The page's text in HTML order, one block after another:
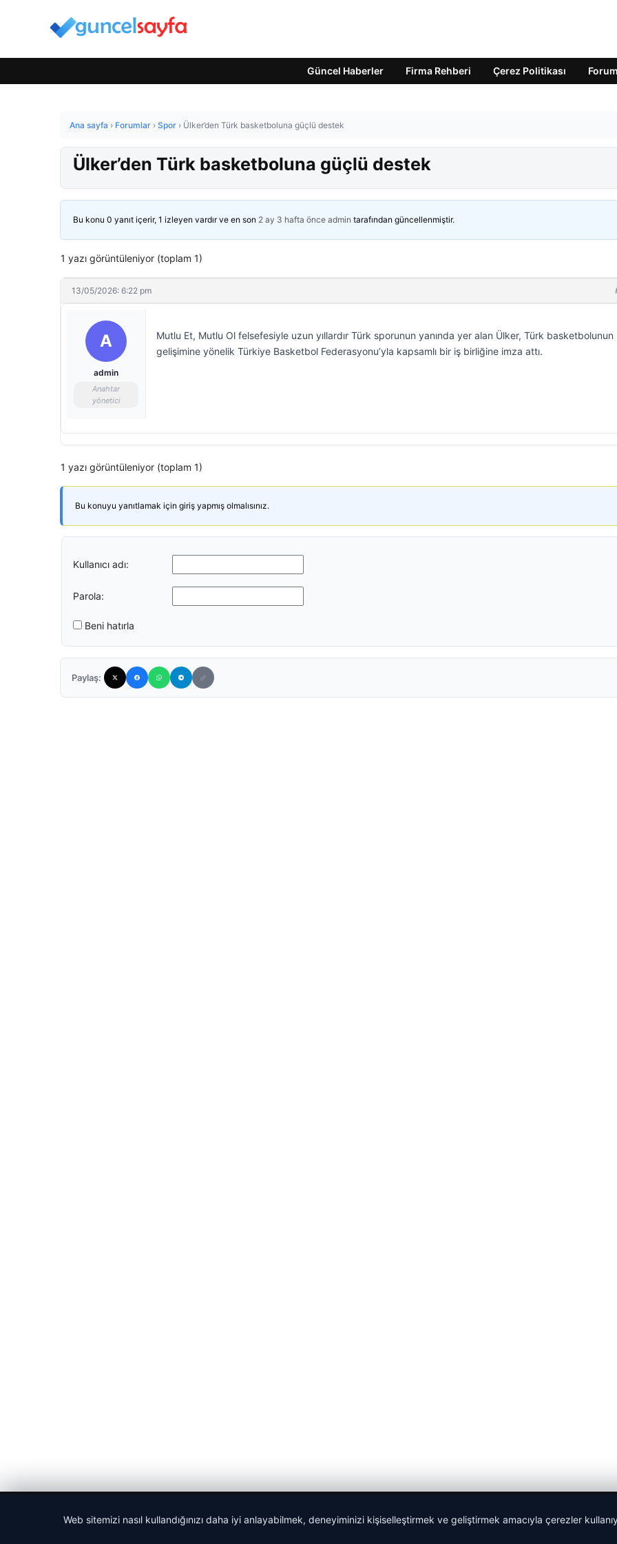
Güncel Haberler Firma Rehberi Çerez Politikası Forum
Ana sayfa › Forumlar › Spor › Ülker’den Türk basketboluna güçlü destek
Ülker’den Türk basketboluna güçlü destek
Bu konu 0 yanıt içerir, 1 izleyen vardır ve en son 2 ay 3 hafta önce admin tarafından güncellenmiştir.
1 yazı görüntüleniyor (toplam 1)
13/05/2026: 6:22 pm
A
admin
Anahtar
yönetici
Mutlu Et, Mutlu Ol felsefesiyle uzun yıllardır Türk sporunun yanında yer alan Ülker, Türk basketbolunun
gelişimine yönelik Türkiye Basketbol Federasyonu’yla kapsamlı bir iş birliğine imza attı.
1 yazı görüntüleniyor (toplam 1)
Bu konuyu yanıtlamak için giriş yapmış olmalısınız.
Kullanıcı adı:
Parola:
Beni hatırla
Paylaş:
Web sitemizi nasıl kullandığınızı daha iyi anlayabilmek, deneyiminizi kişiselleştirmek ve geliştirmek amacıyla çerezler